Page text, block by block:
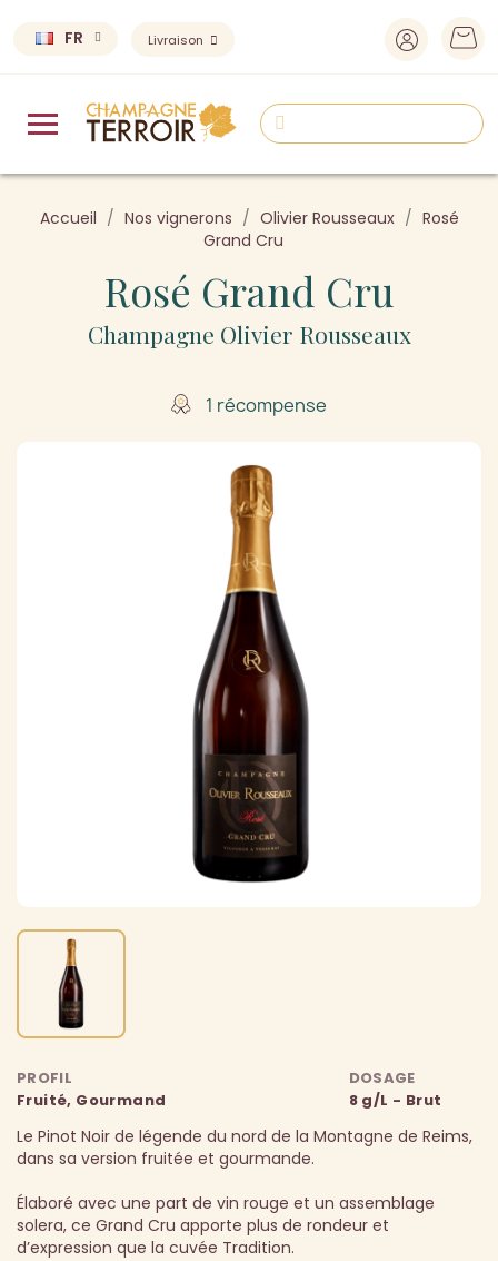
FR Livraison
Accueil Nos vignerons Olivier Rousseaux
Rosé
Grand Cru
Rosé Grand Cru
Champagne Olivier Rousseaux
1 récompense
PROFIL
Fruité, Gourmand
DOSAGE
8 g/L - Brut
Le Pinot Noir de légende du nord de la Montagne de Reims,
dans sa version fruitée et gourmande.
Élaboré avec une part de vin rouge et un assemblage
solera, ce Grand Cru apporte plus de rondeur et
d’expression que la cuvée Tradition.